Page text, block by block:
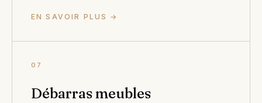
EN SAVOIR PLUS →
07
Débarras meubles